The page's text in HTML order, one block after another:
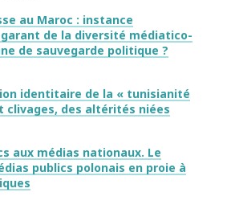
au Maroc : instance
de la diversité médiatico-
de sauvegarde politique ?
identitaire de la « tunisianité
clivages, des altérités niées
aux médias nationaux. Le
publics polonais en proie à